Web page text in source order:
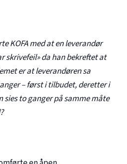
KOFA med at en leverandør
skrivefeil» da han bekreftet at
er at leverandøren sa
– først i tilbudet, deretter i
sies to ganger på samme måte